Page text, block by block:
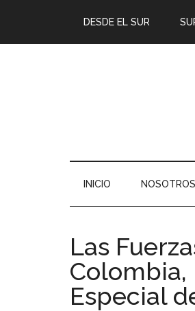
DESDE EL SUR
INICIO NOSOTROS
Las
Colombia,
Especial